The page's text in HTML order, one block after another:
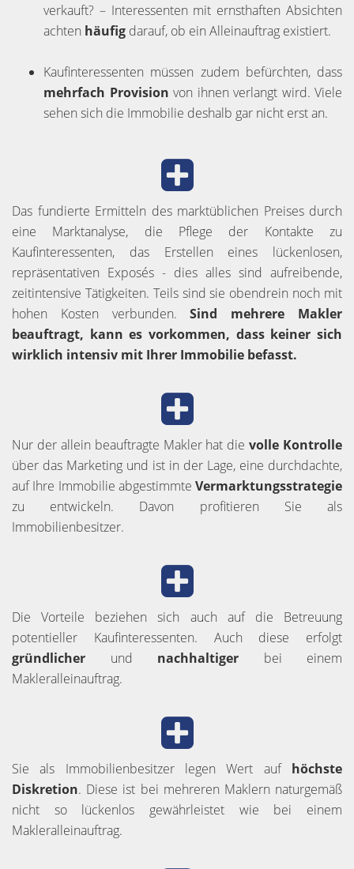
verkauft? – Interessenten mit ernsthaften Absichten
achten häufig darauf, ob ein Alleinauftrag existiert.
Kaufinteressenten müssen zudem befürchten, dass
mehrfach Provision von ihnen verlangt wird. Viele
sehen sich die Immobilie deshalb gar nicht erst an.
Das fundierte Ermitteln des marktüblichen Preises durch
eine Marktanalyse, die Pflege der Kontakte zu
Kaufinteressenten, das Erstellen eines lückenlosen,
repräsentativen Exposés - dies alles sind aufreibende,
zeitintensive Tätigkeiten. Teils sind sie obendrein noch mit
hohen Kosten verbunden.Sind mehrere Makler
beauftragt, kann es vorkommen, dass keiner sich
wirklich intensiv mit Ihrer Immobilie befasst.
Nur der allein beauftragte Makler hat dievolle Kontrolle
über das Marketing und ist in der Lage, eine durchdachte,
auf Ihre Immobilie abgestimmte Vermarktungsstrategie
zu entwickeln. Davon profitieren Sie als
Immobilienbesitzer.
Die Vorteile beziehen sich auch auf die Betreuung
potentieller Kaufinteressenten. Auch diese erfolgt
gründlicher und nachhaltiger bei einem
Makleralleinauftrag.
Sie als Immobilienbesitzer legen Wert auf höchste
Diskretion. Diese ist bei mehreren Maklern naturgemäß
nicht so lückenlos gewährleistet wie bei einem
Makleralleinauftrag.